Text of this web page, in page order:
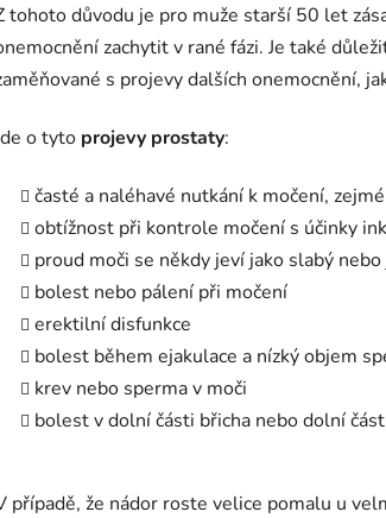
tohoto důvodu je pro muže starší 50 let
zachytit v rané fázi. Je také
s projevy dalších onemocnění,
o tyto projevy prostaty:
časté a naléhavé nutkání k močení,
obtížnost při kontrole močení s účinky
proud moči se někdy jeví jako slabý
bolest nebo pálení při močení
erektilní disfunkce
bolest během ejakulace a nízký objem
krev nebo sperma v moči
bolest v dolní části břicha nebo dolní
případě, že nádor roste velice pomalu u